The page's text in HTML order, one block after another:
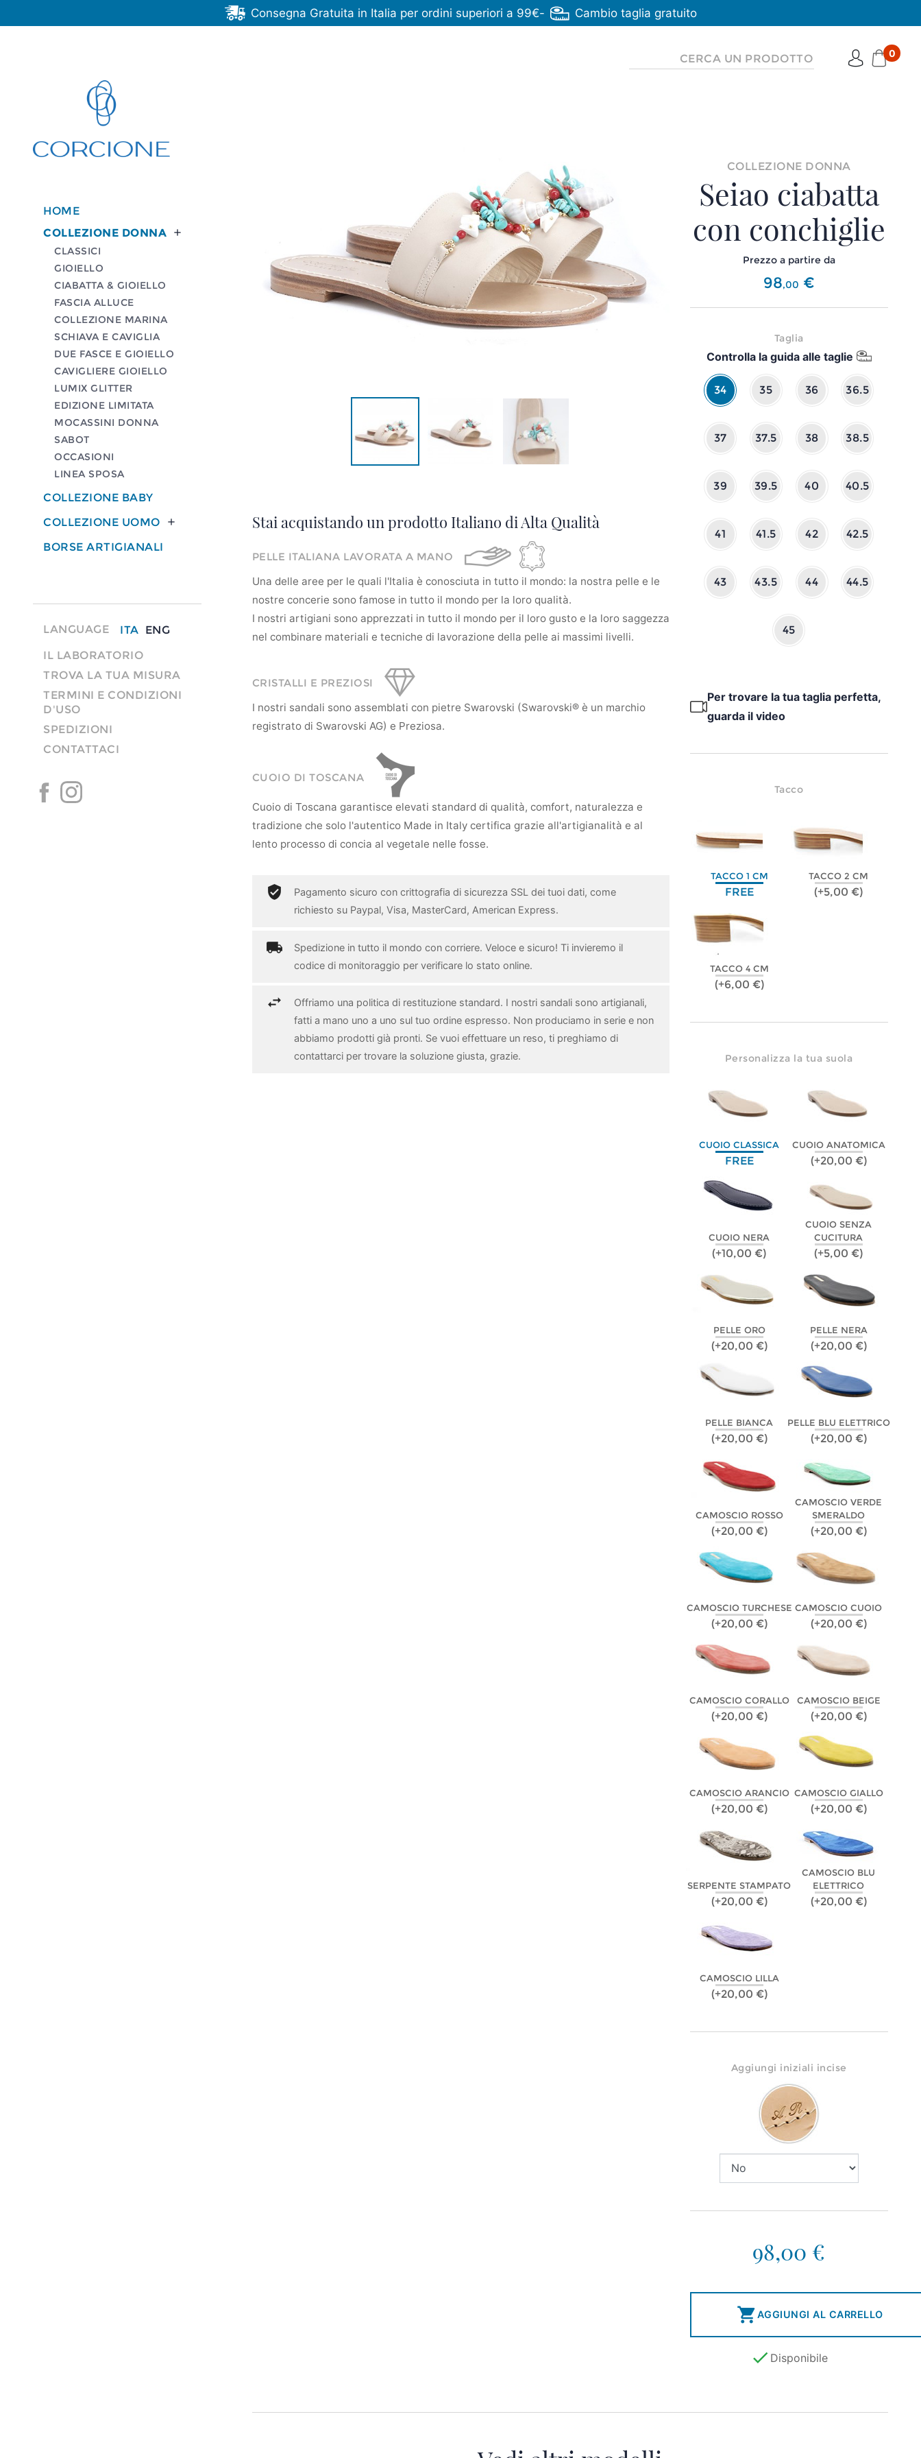
Consegna Gratuita in Italia per ordini superiori a 99€- Cambio taglia gratuito
0
COLLEZIONE DONNA 
CLASSICI
GIOIELLO
CIABATTA & GIOIELLO
FASCIA ALLUCE
COLLEZIONE MARINA
SCHIAVA E CAVIGLIA
DUE FASCE E GIOIELLO
CAVIGLIERE GIOIELLO
LUMIX GLITTER
EDIZIONE LIMITATA
MOCASSINI DONNA
SABOT
OCCASIONI
LINEA SPOSA
COLLEZIONE BABY
COLLEZIONE UOMO

BORSE ARTIGIANALI
LANGUAGE ITA ENG
IL LABORATORIO
TROVA LA TUA MISURA
TERMINI E CONDIZIONI
D'USO
SPEDIZIONI
CONTATTACI
HOME
Stai acquistando un prodotto Italiano di Alta Qualità
PELLE ITALIANA LAVORATA A MANO
Una delle aree per le quali l'Italia è conosciuta in tutto il mondo: la nostra pelle e le
nostre concerie sono famose in tutto il mondo per la loro qualità.
I nostri artigiani sono apprezzati in tutto il mondo per il loro gusto e la loro saggezza
nel combinare materiali e tecniche di lavorazione della pelle ai massimi livelli.
CRISTALLI E PREZIOSI
I nostri sandali sono assemblati con pietre Swarovski (Swarovski® è un marchio
registrato di Swarovski AG) e Preziosa.
CUOIO DI TOSCANA
Cuoio di Toscana garantisce elevati standard di qualità, comfort, naturalezza e
tradizione che solo l'autentico Made in Italy certifica grazie all'artigianalità e al
lento processo di concia al vegetale nelle fosse.
Pagamento sicuro con crittografia di sicurezza SSL dei tuoi dati, come
richiesto su Paypal, Visa, MasterCard, American Express.
Spedizione in tutto il mondo con corriere. Veloce e sicuro! Ti invieremo il
codice di monitoraggio per verificare lo stato online.
Offriamo una politica di restituzione standard. I nostri sandali sono artigianali,
fatti a mano uno a uno sul tuo ordine espresso. Non produciamo in serie e non
abbiamo prodotti già pronti. Se vuoi effettuare un reso, ti preghiamo di
contattarci per trovare la soluzione giusta, grazie.
COLLEZIONE DONNA
Seiao ciabatta
con conchiglie
Prezzo a partire da
98,00 €
Taglia
Controlla la guida alle taglie
34 35 36 36.5
37 37.5 38 38.5
39 39.5 40 40.5
41 41.5 42 42.5
43 43.5 44 44.5
45
Per trovare la tua taglia perfetta,
guarda il video
Tacco
TACCO 1 CM
FREE
TACCO 2 CM
(+5,00 €)
TACCO 4 CM
(+6,00 €)
Personalizza la tua suola
CUOIO CLASSICA
FREE
CUOIO ANATOMICA
(+20,00 €)
CUOIO NERA
(+10,00 €)
CUOIO SENZA
CUCITURA
(+5,00 €)
PELLE ORO
(+20,00 €)
PELLE NERA
(+20,00 €)
PELLE BIANCA
(+20,00 €)
PELLE BLU ELETTRICO
(+20,00 €)
CAMOSCIO ROSSO
(+20,00 €)
CAMOSCIO VERDE
SMERALDO
(+20,00 €)
CAMOSCIO TURCHESE
(+20,00 €)
CAMOSCIO CUOIO
(+20,00 €)
CAMOSCIO CORALLO
(+20,00 €)
CAMOSCIO BEIGE
(+20,00 €)
CAMOSCIO ARANCIO
(+20,00 €)
CAMOSCIO GIALLO
(+20,00 €)
SERPENTE STAMPATO
(+20,00 €)
CAMOSCIO BLU
ELETTRICO
(+20,00 €)
CAMOSCIO LILLA
(+20,00 €)
Aggiungi iniziali incise
98,00 €
AGGIUNGI AL CARRELLO
 Disponibile